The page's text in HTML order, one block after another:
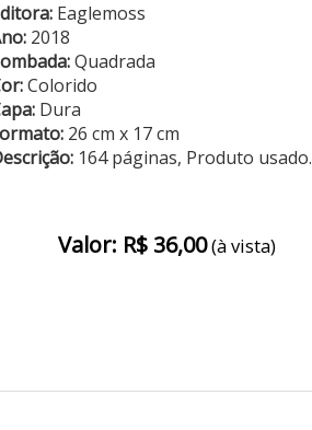
Eaglemoss
2018
Quadrada
Colorido
Dura
26 cm x 17 cm
164 páginas, Produto usado.
Valor: R$ 36,00(à vista)